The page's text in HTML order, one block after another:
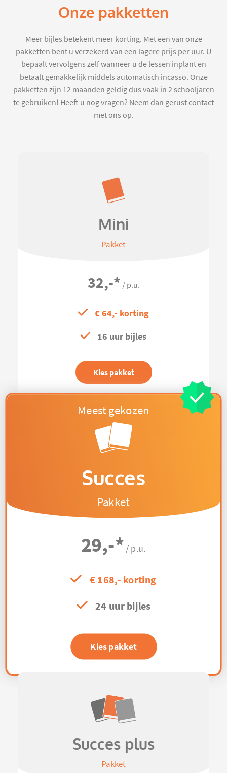
Onze pakketten
Meer bijles betekent meer korting. Met een van onze
pakketten bent u verzekerd van een lagere prijs per uur. U
bepaalt vervolgens zelf wanneer u de lessen inplant en
betaalt gemakkelijk middels automatisch incasso. Onze
pakketten zijn 12 maanden geldig dus vaak in 2 schooljaren
te gebruiken! Heeft u nog vragen? Neem dan gerust contact
met ons op.
Mini
Pakket
32,-* / p.u.
€ 64,- korting
16 uur bijles
Kies pakket
Succes
Pakket
29,-* / p.u.
€ 168,- korting
24 uur bijles
Kies pakket
Succes plus
Pakket